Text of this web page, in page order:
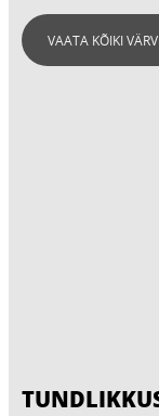
VAATA KÕIKI